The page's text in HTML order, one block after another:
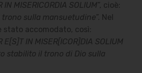
IN MISERICORDIA SOLIUM”, cioè:
sulla mansuetudine”. Nel
accomodato, così:
E[S]T IN MISER[ICOR]DIA SOLIUM
stabilito il trono di Dio sulla